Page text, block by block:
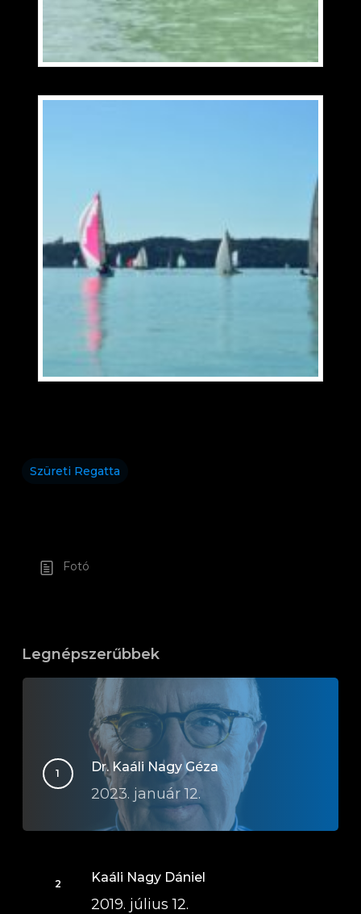
Szüreti Regatta
Fotó
Legnépszerűbbek
Dr. Kaáli Nagy Géza
2023. január 12.
Kaáli Nagy Dániel
2019. július 12.